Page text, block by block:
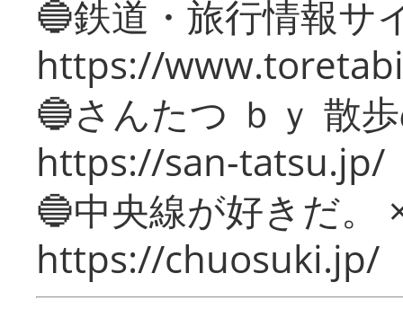
🔵鉄道・旅行情報サ
https://
🔵さんたつ ｂｙ 散
https://san-tatsu.jp/
🔵中央線が好きだ。
https://chuosuki.jp/